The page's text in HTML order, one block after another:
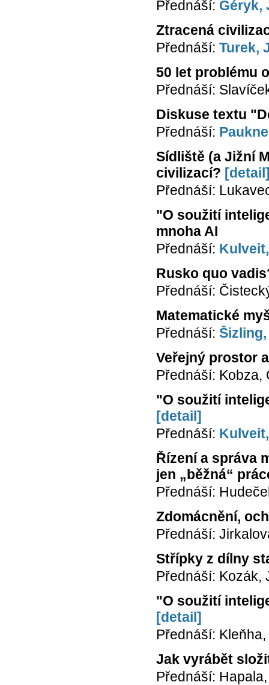
Přednáší: Géryk,
Ztracená
Přednáší: Turek,
50 let problému
Přednáší:
Diskuse textu
Přednáší:
Sídliště (a Jižní
civilizací?
Přednáší:
"O soužití
mnoha AI
Přednáší:
Rusko quo
Přednáší:
Matematické
Přednáší:
Veřejný prostor
Přednáší: Kobza,
"O soužití
[detail]
Přednáší:
Řízení a správa
jen „běžná“
Přednáší:
Zdomácnění,
Přednáší:
Střípky z dílny
Přednáší: Kozák,
"O soužití
[detail]
Přednáší:
Jak vyrábět
Přednáší: